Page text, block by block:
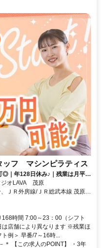
ッフ マシンピラティス
◎｜年128日休み♪｜残業は月平均
ジオLAVA 茂原
ＪＲ外房線/ＪＲ総武本線 茂原徒
新茂原徒歩約24分 茂原駅改札徒
※従業員用駐車場あり
時間 7:00～23：00（シフト
店舗により異なります ※残業ほ
例＞ 早番/7～16時...
＊ 【この求人のPOINT】 ・3年